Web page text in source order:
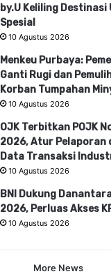
by.U Keliling Destinasi
Spesial
10 Agustus 2026
Menkeu Purbaya:
Ganti Rugi dan
Korban Tumpahan
10 Agustus 2026
OJK Terbitkan POJK
2026, Atur Pelaporan
Data Transaksi
10 Agustus 2026
BNI Dukung
2026, Perluas Akses
10 Agustus 2026
More News